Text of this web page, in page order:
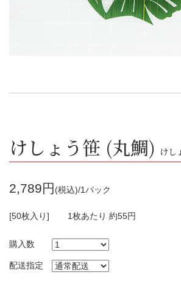
けしょう笹 (丸鯛) けし
2,789円 (税込)/1パック
[50枚入り] 1枚あたり 約55円
購入数
配送指定